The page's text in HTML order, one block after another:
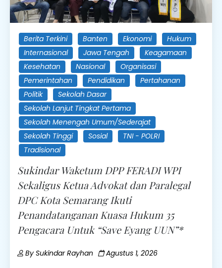
Berita Terkini Banten Ekonomi
Hukum
Internasional
Jawa Tengah
Keagamaan
Kesehatan
Nasional
Organisasi
Pemerintahan
Pendidikan
Pertahanan
Politik
Sekolah Dasar
Sekolah Lanjut Tingkat Pertama
Sekolah Menengah Umum/Sederajat
Sekolah Tinggi
Sosial
TNI - POLRI
Tradisional
Sukindar Waketum DPP FERADI WPI
Sekaligus Ketua Advokat dan Paralegal
DPC Kota Semarang Ikuti
Penandatanganan Kuasa Hukum 35
Pengacara Untuk “Save Eyang UUN”*
BySukindar Rayhan Agustus 1, 2026